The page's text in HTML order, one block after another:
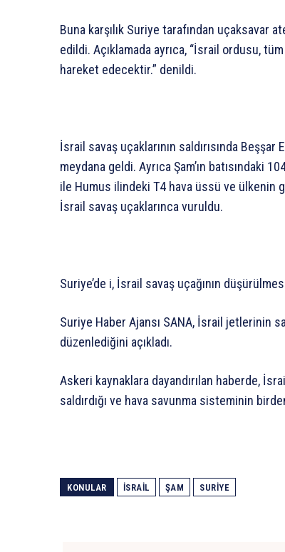
Buna karşılık Suriye tarafından uçaksavar
edildi. Açıklamada ayrıca, “İsrail ordusu,
hareket edecektir.” denildi.
İsrail savaş uçaklarının saldırısında Beşşar
meydana geldi. Ayrıca Şam’ın batısındaki
ile Humus ilindeki T4 hava üssü ve ülkenin
İsrail savaş uçaklarınca vuruldu.
Suriye’de i, İsrail savaş uçağının
Suriye Haber Ajansı SANA, İsrail jetlerinin
düzenlediğini açıkladı.
Askeri kaynaklara dayandırılan haberde,
saldırdığı ve hava savunma sisteminin
KONULAR ISRAIL ŞAM SURIYE